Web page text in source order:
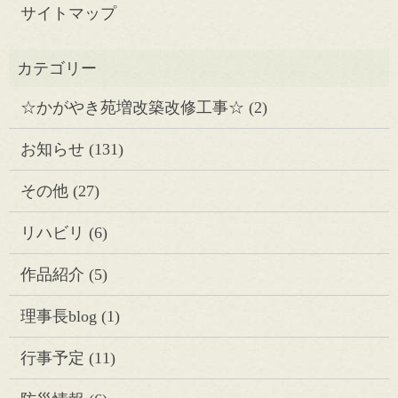
サイトマップ
☆かがやき苑増改築改修工事☆ (2)
お知らせ(131)
その他(27)
リハビリ (6)
作品紹介 (5)
理事長blog (1)
行事予定 (11)